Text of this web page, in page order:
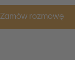
Zamów rozmowę